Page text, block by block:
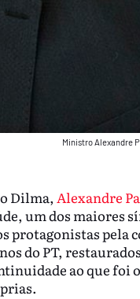
Ministro Alexandre
Dilma,Alexandre
um dos maiores
protagonistas pela
do PT,
ao que foi